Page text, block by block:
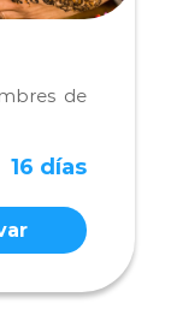
de
16 días